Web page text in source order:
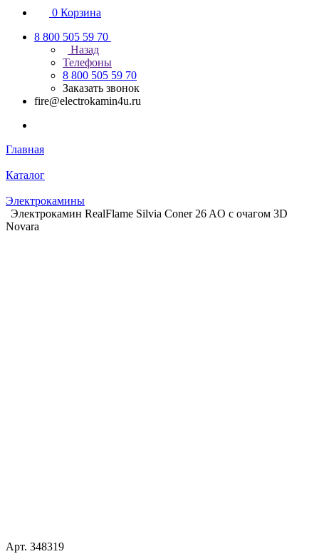
0 Корзина
8 800 505 59 70
Назад
Телефоны
8 800 505 59 70
Заказать звонок
fire@electrokamin4u.ru
Главная
Каталог
Электрокамины
Электрокамин RealFlame Silvia Coner 26 AO с очагом 3D
Novara
Арт. 348319